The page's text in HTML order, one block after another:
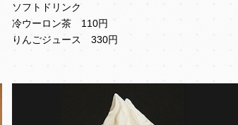
ソフトドリンク
冷ウーロン茶 110円
りんごジュース 330円